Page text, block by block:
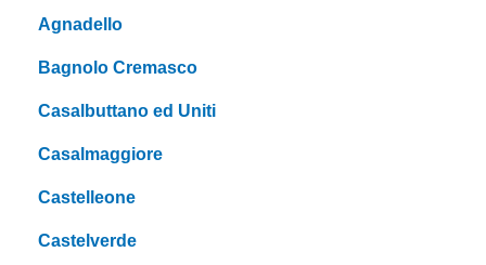
Agnadello
Bagnolo Cremasco
Casalbuttano ed Uniti
Casalmaggiore
Castelleone
Castelverde